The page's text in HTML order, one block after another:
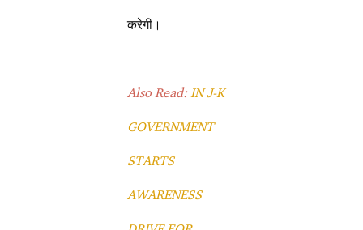
करेगी।
Also Read:IN J-K
GOVERNMENT
STARTS
AWARENESS